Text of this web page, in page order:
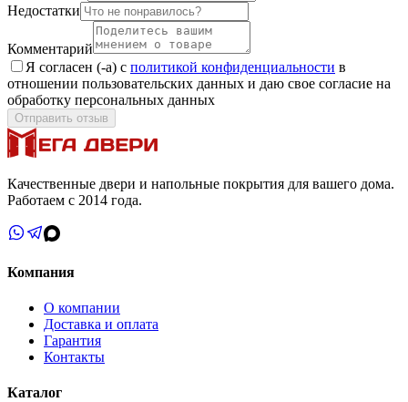
Недостатки
Комментарий
Я согласен (-а) с политикой конфиденциальности в
отношении пользовательских данных и даю свое согласие на
обработку персональных данных
Отправить отзыв
Качественные двери и напольные покрытия для вашего дома.
Работаем с 2014 года.
Компания
О компании
Доставка и оплата
Гарантия
Контакты
Каталог